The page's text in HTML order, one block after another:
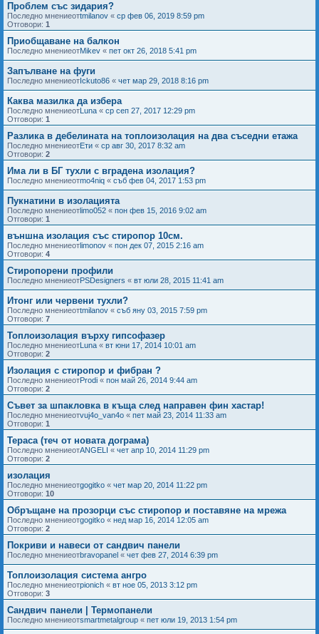
Проблем със зидария?
Последно мнениеотtmilanov « ср фев 06, 2019 8:59 pm
Отговори: 1
Приобщаване на балкон
Последно мнениеотMikev « пет окт 26, 2018 5:41 pm
Запълване на фуги
Последно мнениеотIckuto86 « чет мар 29, 2018 8:16 pm
Каква мазилка да избера
Последно мнениеотLuna « ср сеп 27, 2017 12:29 pm
Отговори: 1
Разлика в дебелината на топлоизолация на два съседни етажа
Последно мнениеотЕти « ср авг 30, 2017 8:32 am
Отговори: 2
Има ли в БГ тухли с вградена изолация?
Последно мнениеотmo4niq « съб фев 04, 2017 1:53 pm
Пукнатини в изолацията
Последно мнениеотlimo052 « пон фев 15, 2016 9:02 am
Отговори: 1
външна изолация със стиропор 10см.
Последно мнениеотlimonov « пон дек 07, 2015 2:16 am
Отговори: 4
Стиропорени профили
Последно мнениеотPSDesigners « вт юли 28, 2015 11:41 am
Итонг или червени тухли?
Последно мнениеотtmilanov « съб яну 03, 2015 7:59 pm
Отговори: 7
Топлоизолация върху гипсофазер
Последно мнениеотLuna « вт юни 17, 2014 10:01 am
Отговори: 2
Изолация с стиропор и фибран ?
Последно мнениеотProdi « пон май 26, 2014 9:44 am
Отговори: 2
Съвет за шпакловка в къща след направен фин хастар!
Последно мнениеотvuj4o_van4o « пет май 23, 2014 11:33 am
Отговори: 1
Тераса (теч от новата дограма)
Последно мнениеотANGELI « чет апр 10, 2014 11:29 pm
Отговори: 2
изолация
Последно мнениеотgogitko « чет мар 20, 2014 11:22 pm
Отговори: 10
Обръщане на прозорци със стиропор и поставяне на мрежа
Последно мнениеотgogitko « нед мар 16, 2014 12:05 am
Отговори: 2
Покриви и навеси от сандвич панели
Последно мнениеотbravopanel « чет фев 27, 2014 6:39 pm
Топлоизолация система ангро
Последно мнениеотpionich « вт ное 05, 2013 3:12 pm
Отговори: 3
Сандвич панели | Термопанели
Последно мнениеотsmartmetalgroup « пет юли 19, 2013 1:54 pm